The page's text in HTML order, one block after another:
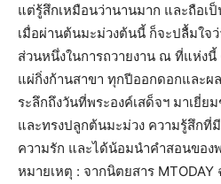
แต่รู้สึกเหมือนว่านานมาก และถือ
เมื่อผ่านต้นมะม่วงต้นนี้ ก็จะปลื้มใจ
ส่วนหนึ่งในการถวายงาน ณ ที่แห่ง
แผ่กิ่งก้านสาขา ทุกปีออกดอกและผ
ระลึกถึงวันที่พระองค์เสด็จฯ มาเยี่ย
และทรงปลูกต้นมะม่วง ความรู้สึกที่
ความรัก และได้น้อมนำคำสอนของ
หมายเหตุ : จากนิตยสาร